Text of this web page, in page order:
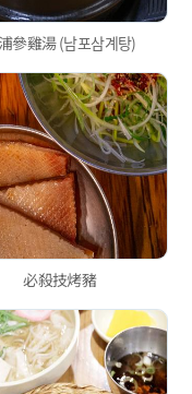
參雞湯 (남포삼계탕)
必殺技烤豬